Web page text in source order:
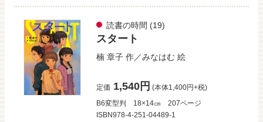
読書の時間 (19)
スタート
楠 章子 作／みなはむ 絵
定価 1,540円 (本体1,400円+税)
B6変型判
18×14㎝
207ページ
ISBN978-4-251-04489-1